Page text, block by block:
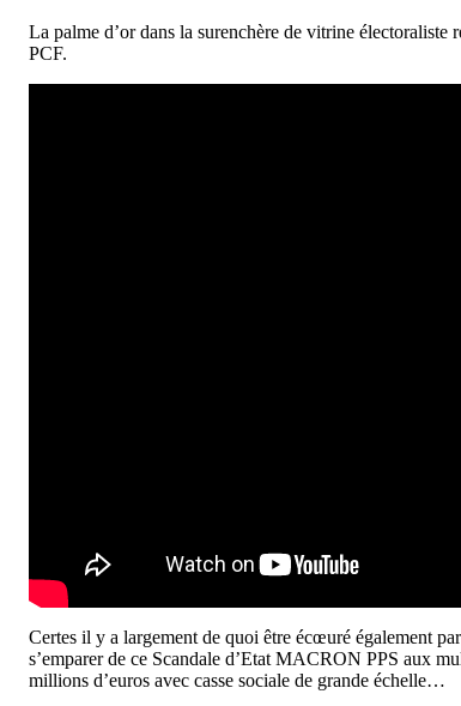
La palme d’or dans la surenchère de vitrine
PCF.
Certes il y a largement de quoi être écœuré également
s’emparer de ce Scandale d’Etat MACRON PPS aux
millions d’euros avec casse sociale de grande échelle…